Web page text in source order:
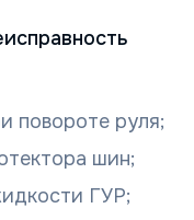
повороте руля;
шин;
ГУР;